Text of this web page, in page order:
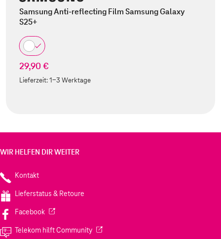
Samsung Anti-reflecting Film Samsung Galaxy
S25+
29,90 €
Lieferzeit:1-3 Werktage
WIR HELFEN DIR WEITER
Kontakt
Lieferstatus & Retoure
Facebook(Wird in einem neuen Tab geöffnet)
Telekom hilft Community(Wird in einem neuen Tab geöffnet)